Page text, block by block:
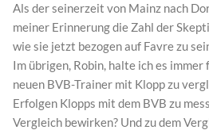
Als der seinerzeit von Mainz nach
meiner Erinnerung die Zahl der
wie sie jetzt bezogen auf Favre zu
Im übrigen, Robin, halte ich es
neuen BVB-Trainer mit Klopp zu
Erfolgen Klopps mit dem BVB zu
Vergleich bewirken? Und zu dem